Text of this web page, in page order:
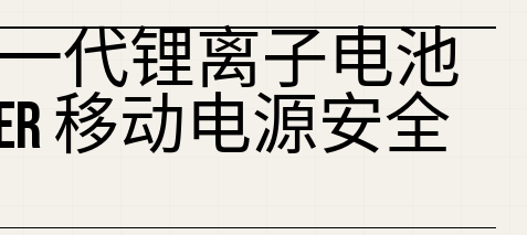
代锂离子电池
移动电源安全